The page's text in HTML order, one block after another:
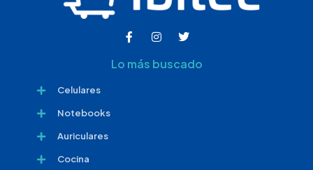
Lo más buscado
Celulares
Notebooks
Auriculares
Cocina